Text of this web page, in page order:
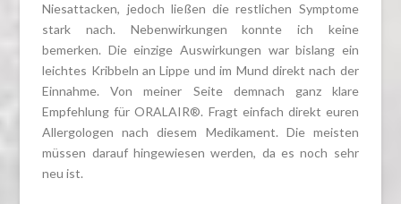
Niesattacken, jedoch ließen die restlichen Symptome
stark nach. Nebenwirkungen konnte ich keine
bemerken. Die einzige Auswirkungen war bislang ein
leichtes Kribbeln an Lippe und im Mund direkt nach der
Einnahme. Von meiner Seite demnach ganz klare
Empfehlung für ORALAIR®. Fragt einfach direkt euren
Allergologen nach diesem Medikament. Die meisten
müssen darauf hingewiesen werden, da es noch sehr
neu ist.